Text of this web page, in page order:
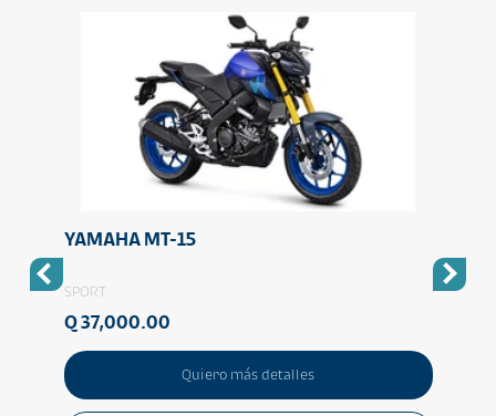
YAMAHA MT-15
SPORT
Q 37,000.00
Quiero más detalles
SPORT